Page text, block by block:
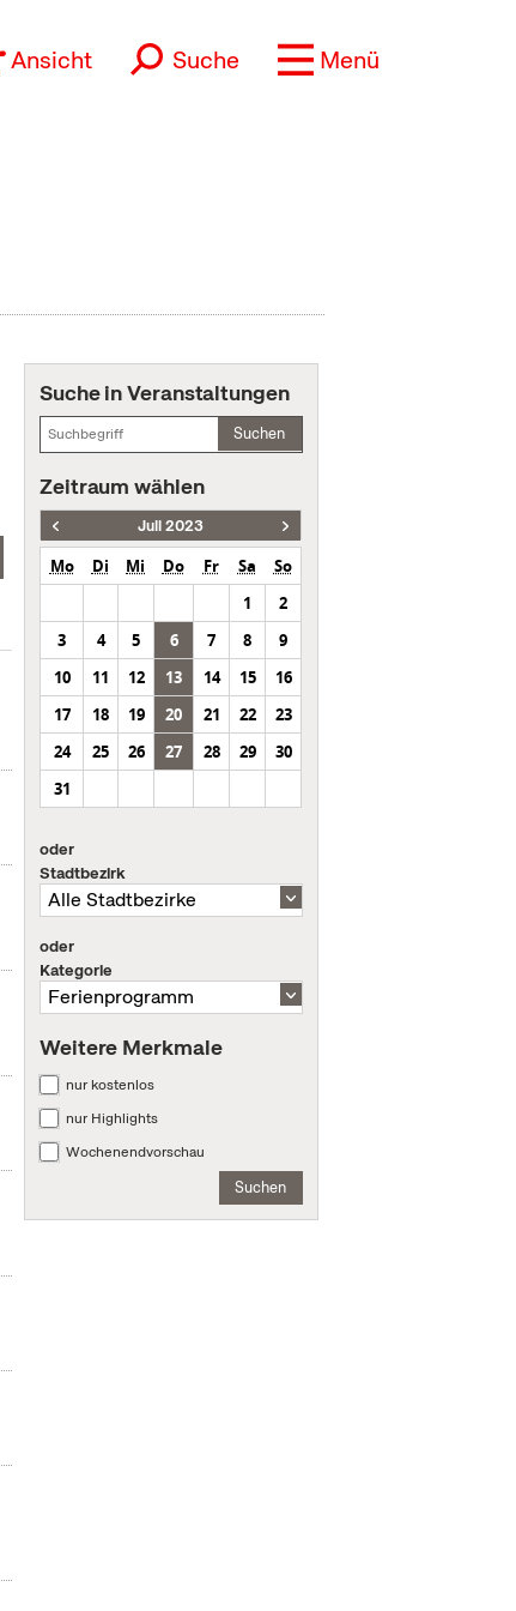
Ansicht Suche Menü
Suche in Veranstaltungen
Suchen
Zeitraum wählen
Juli 2023
Mo Di Mi Do Fr Sa
So
1
2
3
4 5 6 7 8
9
10
11 12 13 14 15
16
17
18 19 20 21 22
23
24
25 26 27 28 29
30
31
oder
Stadtbezirk
oder
Kategorie
Weitere Merkmale
nur kostenlos
nur Highlights
Wochenendvorschau
Suchen